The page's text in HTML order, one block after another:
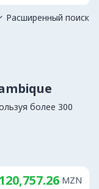
Расширенный поиск
более 300
MZN